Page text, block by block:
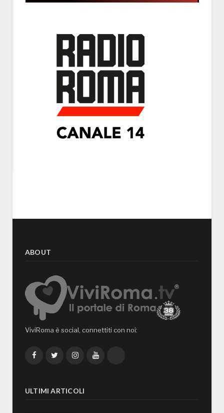
ABOUT
ViviRoma è social, connettiti con noi:
FacebookTwitterInstagramYouTube
ULTIMI ARTICOLI